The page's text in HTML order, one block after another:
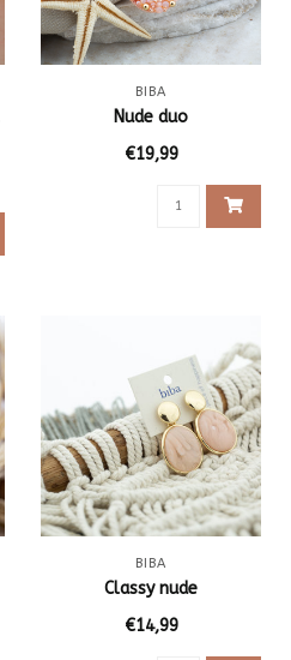
BIBA
Nude duo
€19,99
BIBA
Classy nude
€14,99